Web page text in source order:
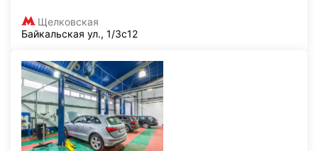
Щелковская
Байкальская ул., 1/3с12